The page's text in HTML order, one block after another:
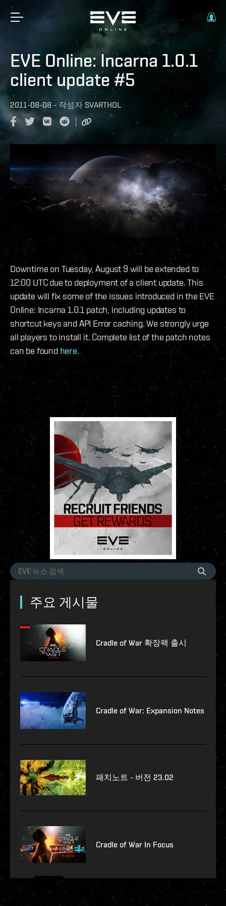
EVE Online: Incarna 1.0.1
client update #5
2011-08-08 - 작성자 SVARTHOL
Downtime on Tuesday, August 9 will be extended to
12:00 UTC due to deployment of a client update. This
update will fix some of the issues introduced in the EVE
Online: Incarna 1.0.1 patch, including updates to
shortcut keys and API Error caching. We strongly urge
all players to install it. Complete list of the patch notes
can be found here.
주요 게시물
Cradle of War 확장팩 출시
Cradle of War: Expansion Notes
패치노트 - 버전 23.02
Cradle of War In Focus